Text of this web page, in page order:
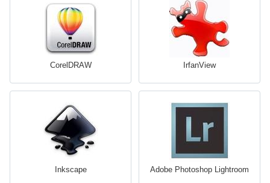
CorelDRAW IrfanView
Inkscape Adobe Photoshop Lightroom